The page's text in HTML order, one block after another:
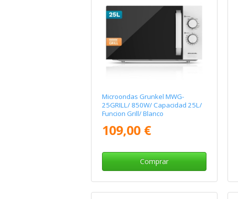
Microondas Grunkel MWG-
25GRILL/ 850W/ Capacidad 25L/
Funcion Grill/ Blanco
109,00 €
Comprar